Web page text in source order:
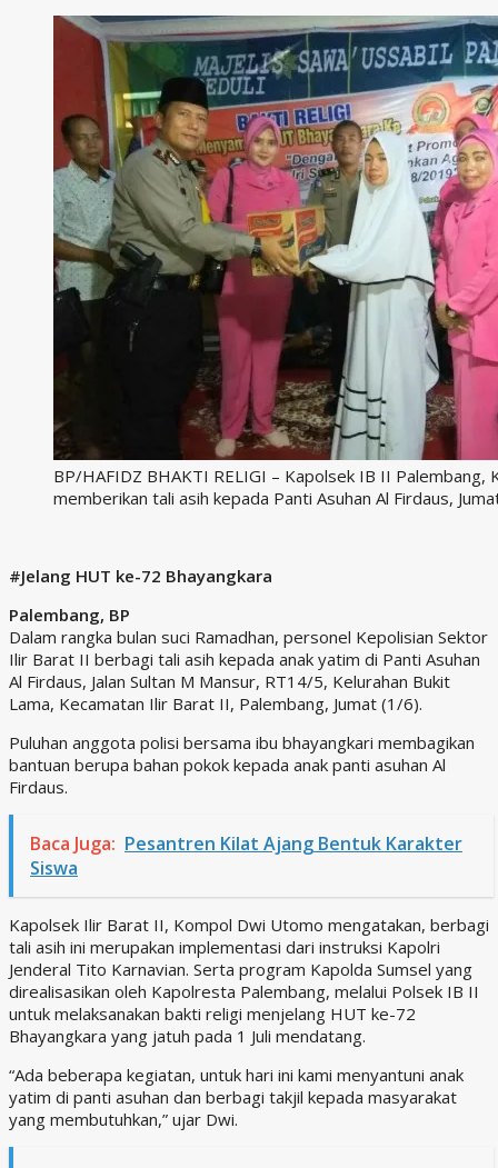
BP/HAFIDZ BHAKTI RELIGI – Kapolsek IB II Palembang,
memberikan tali asih kepada Panti Asuhan Al Firdaus,
#Jelang HUT ke-72 Bhayangkara
Palembang, BP
Dalam rangka bulan suci Ramadhan, personel Kepolisian Sektor
Ilir Barat II berbagi tali asih kepada anak yatim di Panti Asuhan
Al Firdaus, Jalan Sultan M Mansur, RT14/5, Kelurahan Bukit
Lama, Kecamatan Ilir Barat II, Palembang, Jumat (1/6).
Puluhan anggota polisi bersama ibu bhayangkari membagikan
bantuan berupa bahan pokok kepada anak panti asuhan Al
Firdaus.
Baca Juga: Pesantren Kilat Ajang Bentuk Karakter
Siswa
Kapolsek Ilir Barat II, Kompol Dwi Utomo mengatakan, berbagi
tali asih ini merupakan implementasi dari instruksi Kapolri
Jenderal Tito Karnavian. Serta program Kapolda Sumsel yang
direalisasikan oleh Kapolresta Palembang, melalui Polsek IB II
untuk melaksanakan bakti religi menjelang HUT ke-72
Bhayangkara yang jatuh pada 1 Juli mendatang.
“Ada beberapa kegiatan, untuk hari ini kami menyantuni anak
yatim di panti asuhan dan berbagi takjil kepada masyarakat
yang membutuhkan,” ujar Dwi.